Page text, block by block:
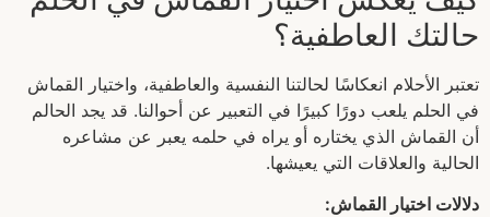
حالتك العاطفية؟
تعتبر الأحلام انعكاسًا لحالتنا النفسية والعاطفية، واختيار القماش
في الحلم يلعب دورًا كبيرًا في التعبير عن أحوالنا. قد يجد الحالم
أن القماش الذي يختاره أو يراه في حلمه يعبر عن مشاعره
الحالية والعلاقات التي يعيشها.
دلالات اختيار القماش: